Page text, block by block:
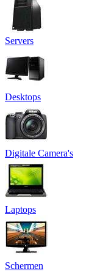
Servers
Desktops
Digitale Camera's
Laptops
Schermen